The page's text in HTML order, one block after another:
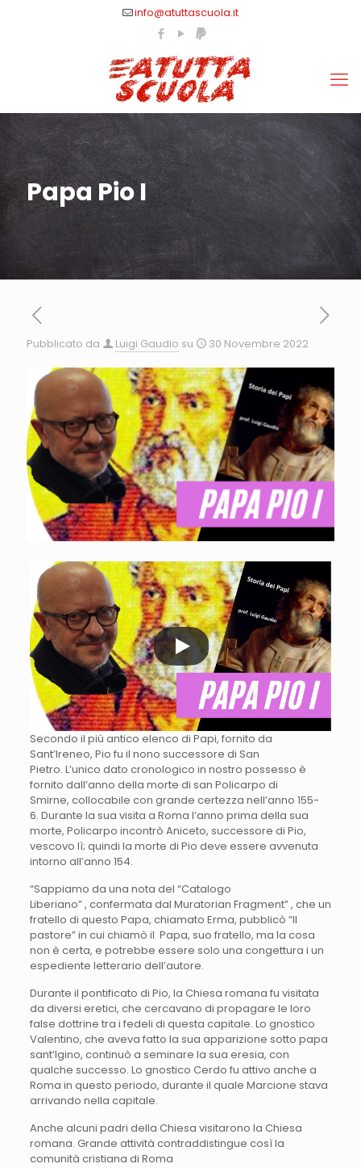
info@atuttascuola.it
Papa Pio I
Pubblicato da Luigi Gaudio su 30 Novembre 2022
Secondo il più antico elenco di Papi, fornito da
Sant’Ireneo, Pio fu il nono successore di San
Pietro. L’unico dato cronologico in nostro possesso è
fornito dall’anno della morte di san Policarpo di
Smirne, collocabile con grande certezza nell’anno 155-
6. Durante la sua visita a Roma l’anno prima della sua
morte, Policarpo incontrò Aniceto, successore di Pio,
vescovo lì; quindi la morte di Pio deve essere avvenuta
intorno all’anno 154.
“Sappiamo da una nota del “Catalogo
Liberiano” , confermata dal Muratorian Fragment” , che un
fratello di questo Papa, chiamato Erma, pubblicò “Il
pastore” in cui chiamò il Papa, suo fratello, ma la cosa
non è certa, e potrebbe essere solo una congettura i un
espediente letterario dell’autore.
Durante il pontificato di Pio, la Chiesa romana fu visitata
da diversi eretici, che cercavano di propagare le loro
false dottrine tra i fedeli di questa capitale. Lo gnostico
Valentino, che aveva fatto la sua apparizione sotto papa
sant’Igino, continuò a seminare la sua eresia, con
qualche successo. Lo gnostico Cerdo fu attivo anche a
Roma in questo periodo, durante il quale Marcione stava
arrivando nella capitale.
Anche alcuni padri della Chiesa visitarono la Chiesa
romana. Grande attività contraddistingue così la
comunità cristiana di Roma